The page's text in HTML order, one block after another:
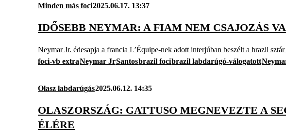
Minden más foci2025.06.17. 13:37
IDŐSEBB NEYMAR: A FIAM NEM CSAJOZÁS
Neymar Jr. édesapja a francia L’Équipe-nek adott interjúban beszélt a brazil
foci-vb extraNeymar JrSantosbrazil focibrazil labdarúgó-válogatott
Olasz labdarúgás2025.06.12. 14:35
OLASZORSZÁG: GATTUSO MEGNEVEZTE A
ÉLÉRE